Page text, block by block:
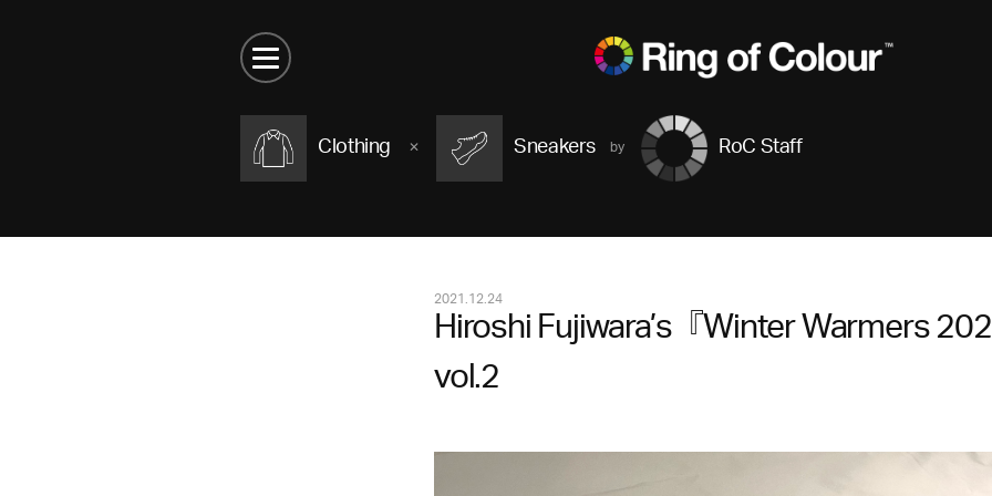
Clothing Sneakers RoC Staff
2021.12.24
Hiroshi Fujiwara’s『Winter Warmers
vol.2